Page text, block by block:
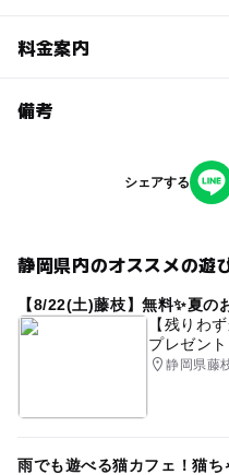
予約/応募
料金案内
料金について
備考
※掲載の情報は天候や
ることがあります。
シェアする
静岡県内のオススメの遊
【8/22(土)藤枝】無料✨夏の
【残りわ
プレゼント
静岡県藤
雨でも遊べる猫カフェ！猫